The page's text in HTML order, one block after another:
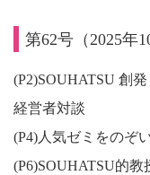
第62号（2025年
(P2)SOUHATSU 創
経営者対談
(P4)人気ゼミをのぞ
(P6)SOUHATSU的教